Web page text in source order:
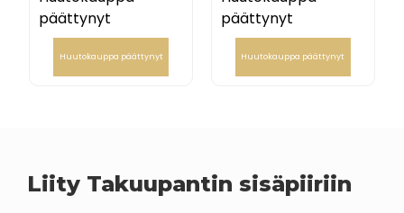
päättynyt
Huutokauppa päättynyt
päättynyt
Huutokauppa päättynyt
Liity Takuupantin sisäpiiriin